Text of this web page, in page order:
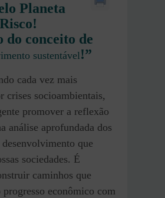
Planeta
do conceito de
sustentável!”
cada vez mais
crises socioambientais,
promover a reflexão
análise aprofundada dos
que
sociedades. É
caminhos que
econômico com